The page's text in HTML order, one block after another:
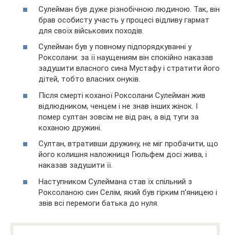
Сулейман був дуже різнобічною людиною. Так, він
брав особисту участь у процесі відливу гармат
для своїх військових походів.
Сулейман був у повному підпорядкуванні у
Роксолани: за її наущениям він спокійно наказав
задушити власного сина Мустафу і стратити його
дітей, тобто власних онуків.
Після смерті коханої Роксолани Сулейман жив
відлюдником, ченцем і не знав інших жінок. І
помер султан зовсім не від ран, а від туги за
коханою дружині.
Султан, втративши дружину, не міг пробачити, що
його колишня наложниця Гюльфем досі жива, і
наказав задушити її.
Наступником Сулеймана став їх спільний з
Роксоланою син Селім, який був гірким п’яницею і
звів всі перемоги батька до нуля.